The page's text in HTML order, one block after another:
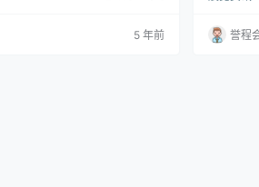
的创意总监Cameron Fry设
柜由4x4英尺的手工木制板条箱
5 年前
至9月27
织者展示
誉程